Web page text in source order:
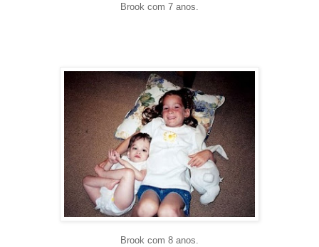
Brook com 7 anos.
Brook com 8 anos.